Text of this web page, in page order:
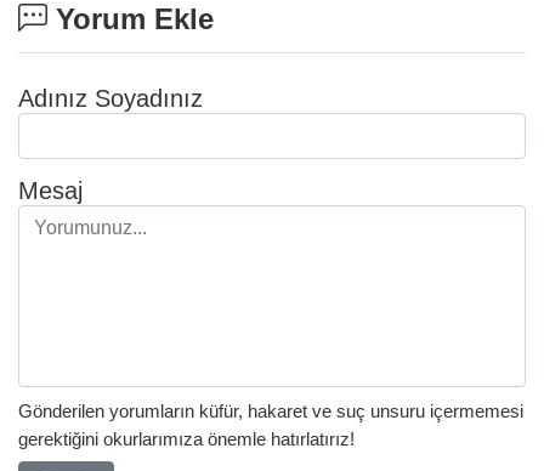
Yorum Ekle
Adınız Soyadınız
Mesaj
Gönderilen yorumların küfür, hakaret ve suç unsuru içermemesi
gerektiğini okurlarımıza önemle hatırlatırız!